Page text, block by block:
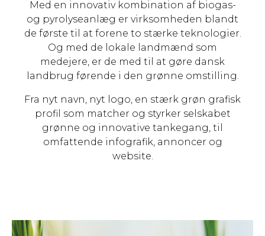
Med en innovativ kombination af biogas-
og pyrolyseanlæg er virksomheden blandt
de første til at forene to stærke teknologier.
Og med de lokale landmænd som
medejere, er de med til at gøre dansk
landbrug førende i den grønne omstilling.
Fra nyt navn, nyt logo, en stærk grøn grafisk
profil som matcher og styrker selskabet
grønne og innovative tankegang, til
omfattende infografik, annoncer og
website.